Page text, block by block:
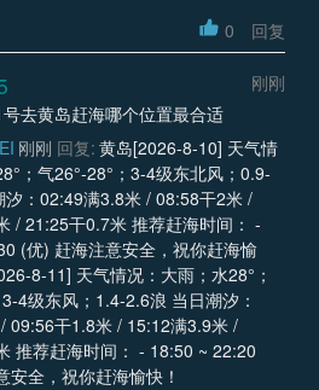
0 回复
刚刚
去黄岛赶海哪个位置最合适
刚刚 回复: 黄岛[2026-8-10] 天气情
；气26°-28°；3-4级东北风；0.9-
汐：02:49满3.8米 / 08:58干2米 /
/ 21:25干0.7米 推荐赶海时间： -
(优) 赶海注意安全，祝你赶海愉
4级东风；1.4-2.6浪 当日潮汐：
09:56干1.8米 / 15:12满3.9米 /
推荐赶海时间： - 18:50 ~ 22:20
安全，祝你赶海愉快！